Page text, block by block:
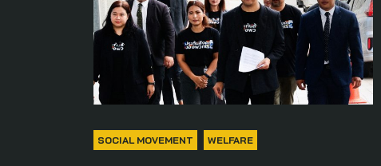
SOCIAL MOVEMENT WELFARE